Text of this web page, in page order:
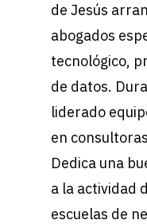
de Jesús
abogados
tecnológico,
de datos.
liderado
en
Dedica una
a la actividad
escuelas de